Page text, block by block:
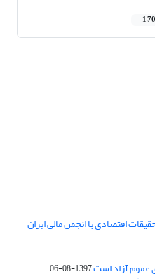
اقتصادی با انجمن مالی ایران
عموم آزاد است1397-08-06